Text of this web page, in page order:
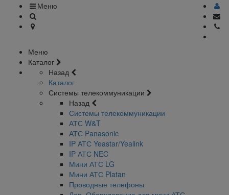
Меню
Меню
Каталог
Назад
Каталог
Системы телекоммуникации
Назад
Системы телекоммуникации
АТС W&T
АТС Panasonic
IP АТС Yeastar/Yealink
IP АТС NEC
Мини АТС LG
Мини АТС Platan
Проводные телефоны